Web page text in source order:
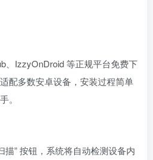
、IzzyOnDroid 等正规平台免费下
配多数安卓设备，安装过程简单
。
描” 按钮，系统将自动检测设备内